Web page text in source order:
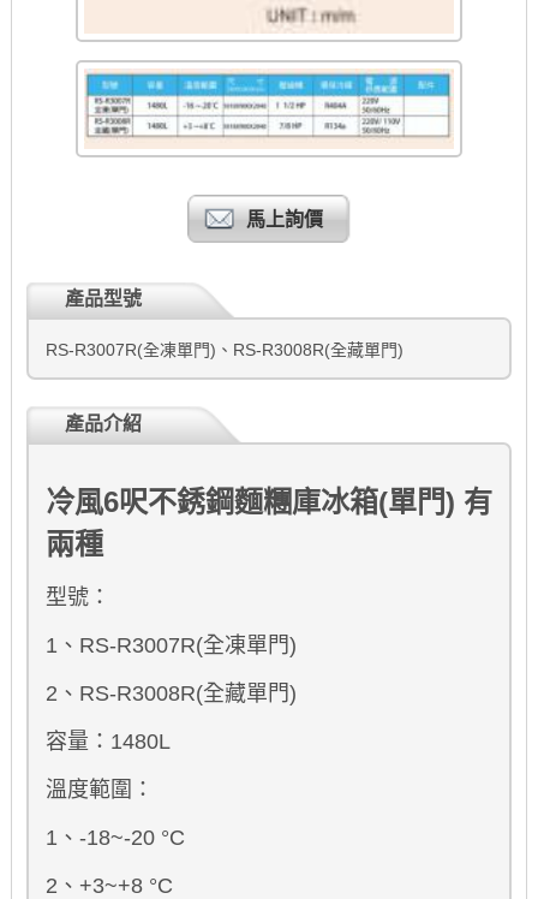
馬上詢價
產品型號
RS-R3007R(全凍單門)、RS-R3008R(全藏單門)
產品介紹
冷風6呎不銹鋼麵糰庫冰箱(單門) 有
兩種
型號：
1、RS-R3007R(全凍單門)
2、RS-R3008R(全藏單門)
容量：1480L
溫度範圍：
1、-18~-20 °C
2、+3~+8 °C